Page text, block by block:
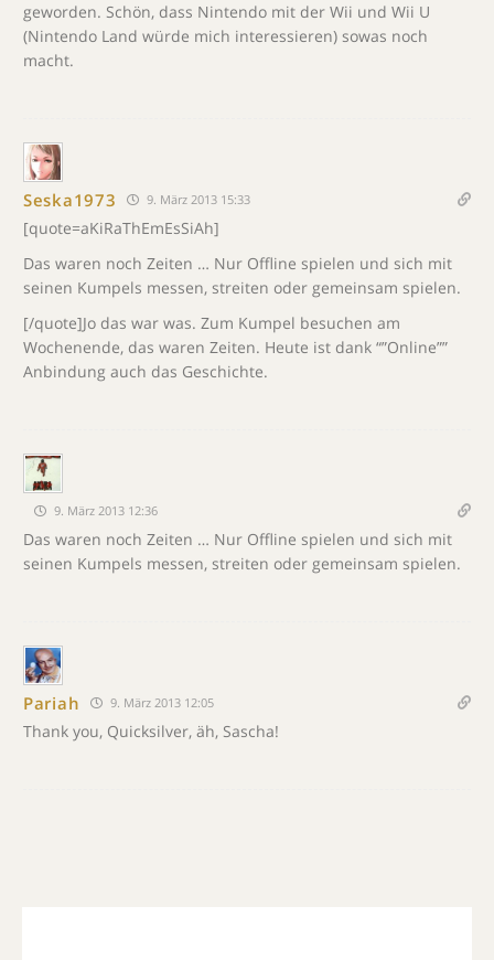
geworden. Schön, dass Nintendo mit der Wii und Wii U
(Nintendo Land würde mich interessieren) sowas noch
macht.
Seska1973 9. März 2013 15:33
[quote=aKiRaThEmEsSiAh]
Das waren noch Zeiten … Nur Offline spielen und sich mit
seinen Kumpels messen, streiten oder gemeinsam spielen.
[/quote]Jo das war was. Zum Kumpel besuchen am
Wochenende, das waren Zeiten. Heute ist dank “”Online””
Anbindung auch das Geschichte.
9. März 2013 12:36
Das waren noch Zeiten … Nur Offline spielen und sich mit
seinen Kumpels messen, streiten oder gemeinsam spielen.
Pariah 9. März 2013 12:05
Thank you, Quicksilver, äh, Sascha!